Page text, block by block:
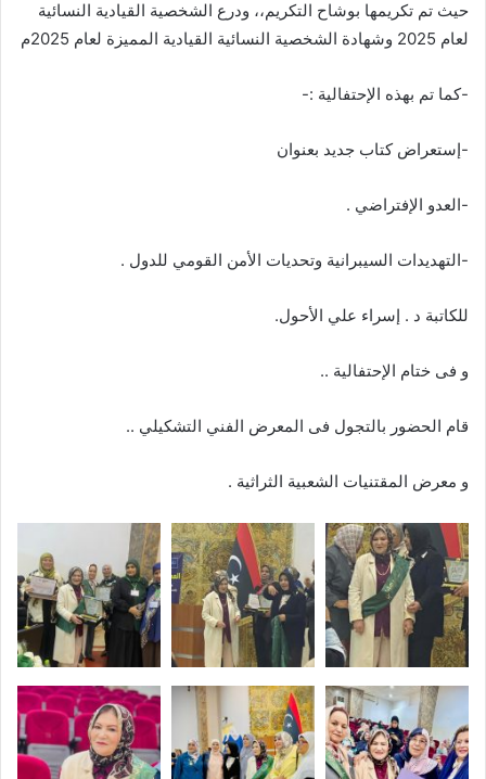
حيث تم تكريمها بوشاح التكريم،، ودرع الشخصية القيادية النسائية
لعام 2025 وشهادة الشخصية النسائية القيادية المميزة لعام 2025م
-كما تم بهذه الإحتفالية :-
-إستعراض كتاب جديد بعنوان
-العدو الإفتراضي .
-التهديدات السيبرانية وتحديات الأمن القومي للدول .
للكاتبة د . إسراء علي الأحول.
و فى ختام الإحتفالية ..
قام الحضور بالتجول فى المعرض الفني التشكيلي ..
و معرض المقتنيات الشعبية الثراثية .